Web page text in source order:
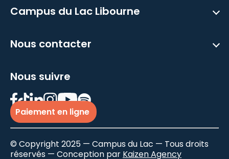
Campus du Lac Libourne
Nous contacter
Nous suivre
Paiement en ligne
© Copyright 2025 — Campus du Lac — Tous droits
réservés — Conception par Kaizen Agency